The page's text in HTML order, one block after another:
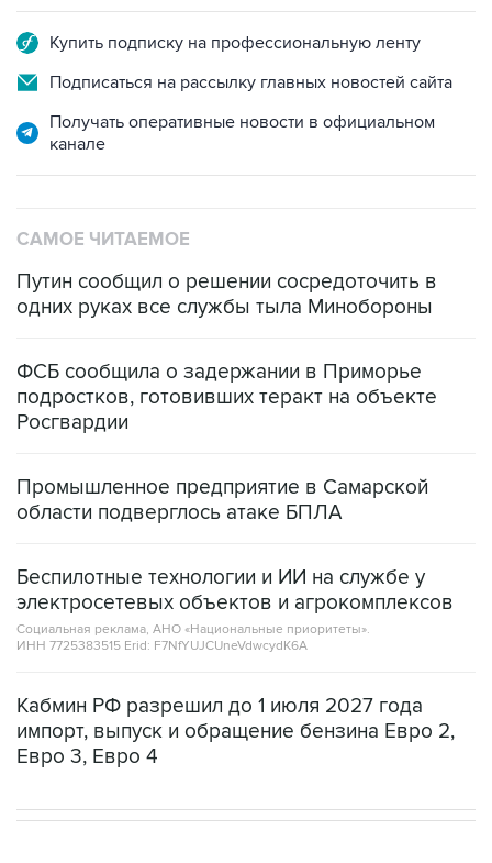
Купить подписку на профессиональную ленту
Подписаться на рассылку главных новостей сайта
Получать оперативные новости в официальном
канале
САМОЕ ЧИТАЕМОЕ
Путин сообщил о решении сосредоточить в
одних руках все службы тыла Минобороны
ФСБ сообщила о задержании в Приморье
подростков, готовивших теракт на объекте
Росгвардии
Промышленное предприятие в Самарской
области подверглось атаке БПЛА
Беспилотные технологии и ИИ на службе у
электросетевых объектов и агрокомплексов
Социальная реклама, АНО «Национальные приоритеты».
ИНН 7725383515 Erid: F7NfYUJCUneVdwcydK6A
Кабмин РФ разрешил до 1 июля 2027 года
импорт, выпуск и обращение бензина Евро 2,
Евро 3, Евро 4